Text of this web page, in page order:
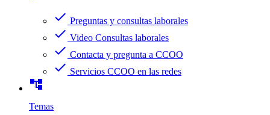
check Preguntas y consultas laborales
check Video Consultas laborales
check Contacta y pregunta a CCOO
check Servicios CCOO en las redes
account_tree
Temas